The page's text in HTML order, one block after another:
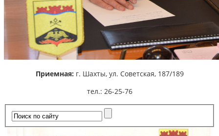
Приемная: г. Шахты, ул. Советская, 187/189
тел.: 26-25-76